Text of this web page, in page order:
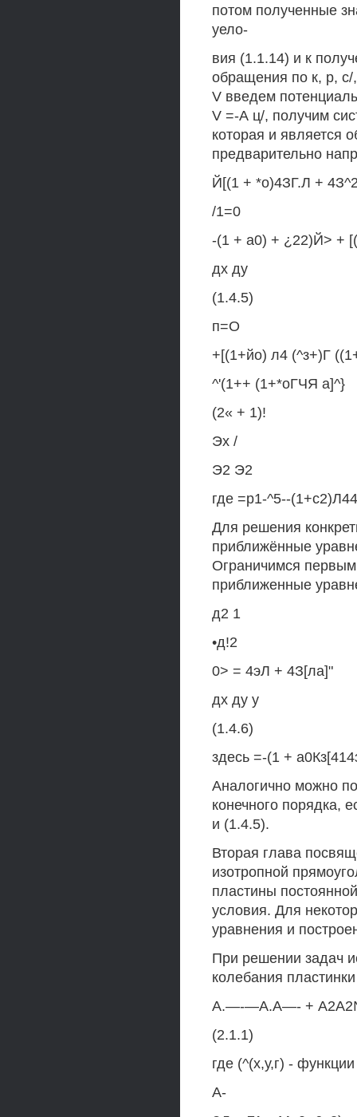
потом полученные
уело-
вия (1.1.14) и к
обращения по к, р, с/
V введем
V =-А ц/, получим
которая и является
предварительно
Й[(1 + *о)4ЗГ.Л +
/1=0
-(1 + а0) + ¿22)Й> +
дх ду
(1.4.5)
п=О
+[(1+йо) л4 (^з+)Г
^'(1++ (1+*оГЧЯ а]^}
(2« + 1)!
Эх /
Э2 Э2
где =р1-^5--
Для решения
приближённые
Ограничимся
приближенные
д2 1
•д!2
0> = 4эЛ + 4З[ла]"
дх ду у
(1.4.6)
здесь =-(1 +
Аналогично можно
конечного порядка,
и (1.4.5).
Вторая глава
изотропной
пластины
условия. Для
уравнения и
При решении задач
колебания
А.—-—А.А—- + А2А2№
(2.1.1)
где (^(х,у,г) -
А-